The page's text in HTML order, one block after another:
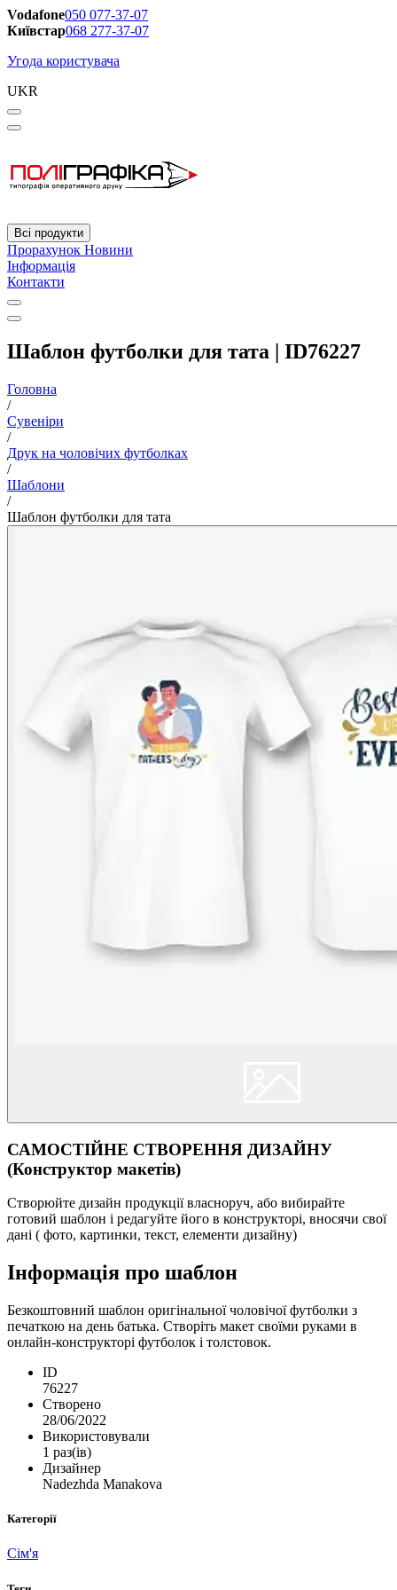
Vodafone050 077-37-07
Київстар068 277-37-07
Угода користувача
UKR
Всі продукти
Прорахунок Новини
Інформація
Контакти
Шаблон футболки для тата | ID76227
Головна
/
Сувеніри
/
Друк на чоловічих футболках
/
Шаблони
/
Шаблон футболки для тата
САМОСТІЙНЕ СТВОРЕННЯ ДИЗАЙНУ
(Конструктор макетів)
Створюйте дизайн продукції власноруч, або вибирайте
готовий шаблон і редагуйте його в конструкторі, вносячи свої
дані ( фото, картинки, текст, елементи дизайну)
Інформація про шаблон
Безкоштовний шаблон оригінальної чоловічої футболки з
печаткою на день батька. Створіть макет своїми руками в
онлайн-конструкторі футболок і толстовок.
ID
76227
Створено
28/06/2022
Використовували
1 раз(ів)
Дизайнер
Nadezhda Manakova
Категорії
Сім'я